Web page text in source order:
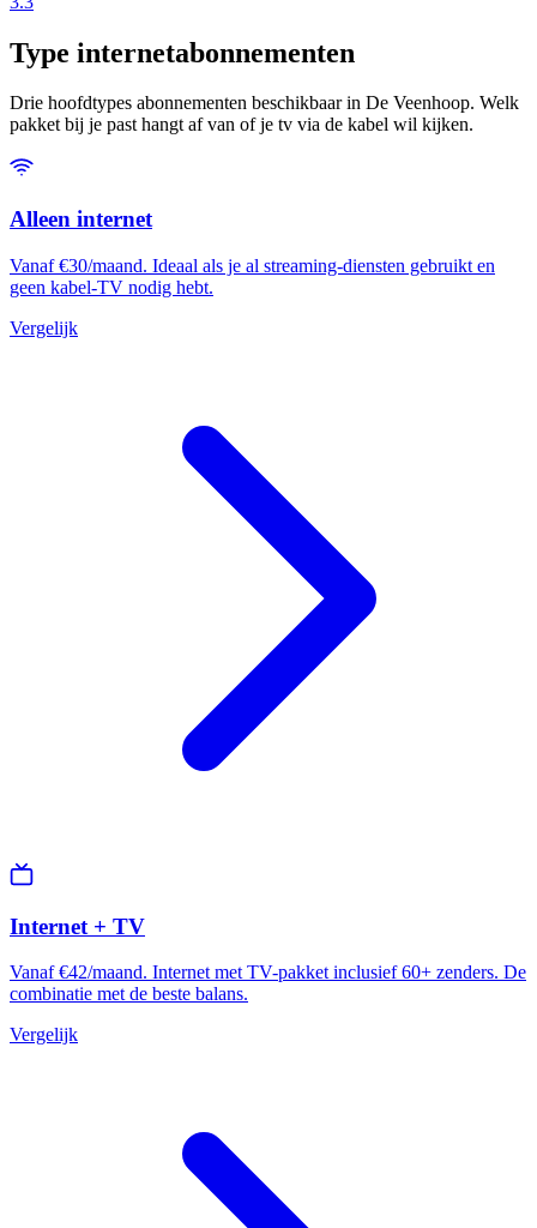
Type internetabonnementen
Drie hoofdtypes abonnementen beschikbaar in De Veenhoop. Welk
pakket bij je past hangt af van of je tv via de kabel wil kijken.
Alleen internet
Vanaf €30/maand. Ideaal als je al streaming-diensten gebruikt en
geen kabel-TV nodig hebt.
Vergelijk
Internet + TV
Vanaf €42/maand. Internet met TV-pakket inclusief 60+ zenders. De
combinatie met de beste balans.
Vergelijk